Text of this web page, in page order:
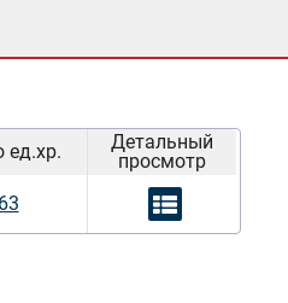
ед.хр.
Детальный
просмотр